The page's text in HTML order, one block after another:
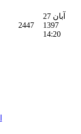
2447
27 آبان
1397
14:20